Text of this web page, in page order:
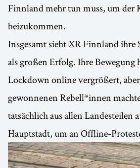
Finnland mehr tun muss, um der
beizukommen.
Insgesamt sieht XR Finnland ihre
als großen Erfolg. Ihre Bewegung
Lockdown online vergrößert,
gewonnenen Rebell*innen
tatsächlich aus allen Landesteilen
Hauptstadt, um an Offline-